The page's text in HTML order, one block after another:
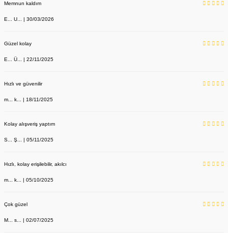
Memnun kaldım
E... U... | 30/03/2026
Güzel kolay
E... Ü... | 22/11/2025
Hızlı ve güvenilir
m... k... | 18/11/2025
Kolay alışveriş yaptım
S... Ş... | 05/11/2025
Hızlı, kolay erişilebilir, akılcı
m... k... | 05/10/2025
Çok güzel
M... s... | 02/07/2025